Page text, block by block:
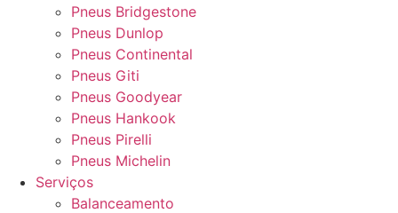
Pneus Bridgestone
Pneus Dunlop
Pneus Continental
Pneus Giti
Pneus Goodyear
Pneus Hankook
Pneus Pirelli
Pneus Michelin
Serviços
Balanceamento